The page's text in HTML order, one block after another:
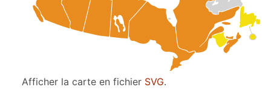
Afficher la carte en fichier SVG.